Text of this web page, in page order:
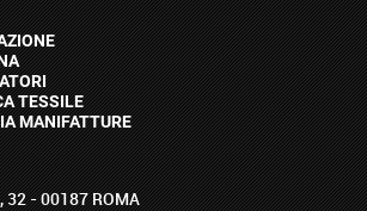
- 00187 ROMA